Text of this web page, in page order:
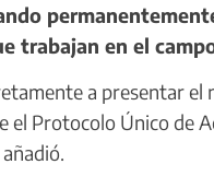
trabajan en el
a presentar el
el Protocolo Único de